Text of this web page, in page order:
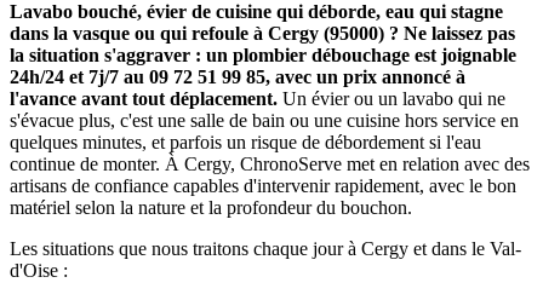
Lavabo bouché, évier de cuisine qui déborde, eau qui stagne
dans la vasque ou qui refoule à Cergy (95000) ? Ne laissez pas
la situation s'aggraver : un plombier débouchage est joignable
24h/24 et 7j/7 au 09 72 51 99 85, avec un prix annoncé à
l'avance avant tout déplacement. Un évier ou un lavabo qui ne
s'évacue plus, c'est une salle de bain ou une cuisine hors service en
quelques minutes, et parfois un risque de débordement si l'eau
continue de monter. À Cergy, ChronoServe met en relation avec des
artisans de confiance capables d'intervenir rapidement, avec le bon
matériel selon la nature et la profondeur du bouchon.
Les situations que nous traitons chaque jour à Cergy et dans le Val-
d'Oise :